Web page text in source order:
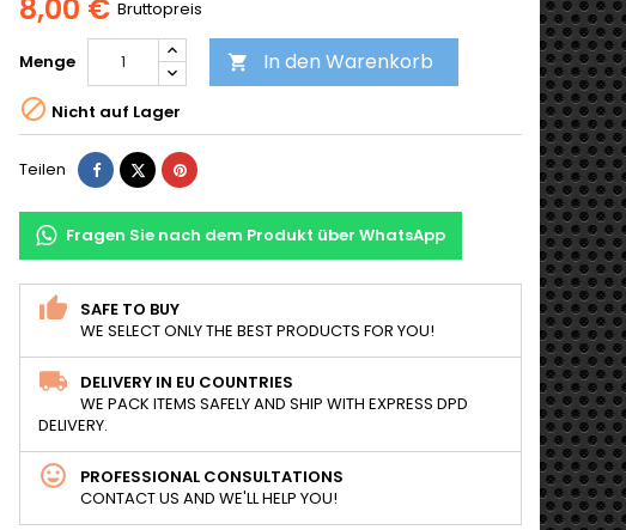
8,00 € Bruttopreis
Menge  In den Warenkorb
 Nicht auf Lager
Teilen TeilenTweetPinterest
Fragen Sie nach dem Produkt über WhatsApp
SAFE TO BUY
WE SELECT ONLY THE BEST PRODUCTS FOR YOU!
DELIVERY IN EU COUNTRIES
WE PACK ITEMS SAFELY AND SHIP WITH EXPRESS DPD
DELIVERY.
PROFESSIONAL CONSULTATIONS
CONTACT US AND WE'LL HELP YOU!